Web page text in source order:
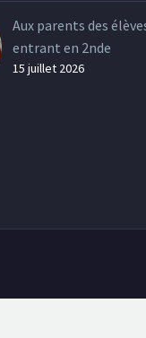
Aux parents des
entrant en 2nde
15 juillet 2026